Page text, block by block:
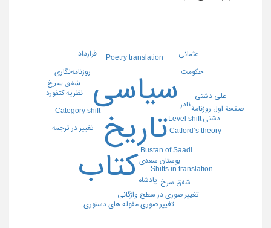
تاریخ
سیاسی
کتاب Bustan of Saadi
Category shift
Catford’s theory
Level shift
Poetry translation
Shifts in translation
بوستان سعدی
تغییر در ترجمه
تغییر صوری در سطح واژگانی
تغییر صوری مقوله های دستوری
شفق سرخ
علي دشتي نظریه کتفورد
پادشاه
حکومت
دشتی
روزنامه‌نگاری
ﺷﻔﻖ ﺳﺮخ
صفحة اول روزنامة
عثمانی قرارداد
نادر